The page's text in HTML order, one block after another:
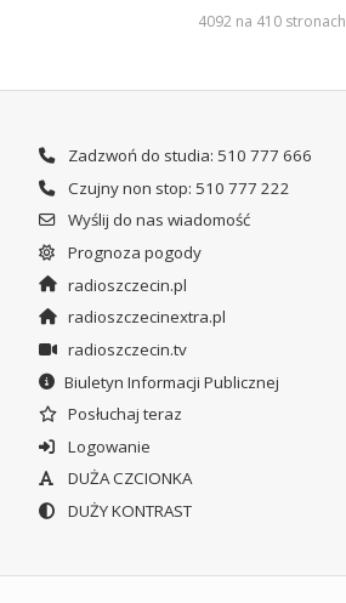
4092 na 410 stronach
Zadzwoń do studia: 510 777 666
Czujny non stop: 510 777 222
Wyślij do nas wiadomość
Prognoza pogody
radioszczecin.pl
radioszczecinextra.pl
radioszczecin.tv
Biuletyn Informacji Publicznej
Posłuchaj teraz
Logowanie
DUŻA CZCIONKA
DUŻY KONTRAST